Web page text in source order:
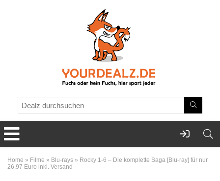
Home » Filme » Blu-rays » Rocky 1-6 – Die komplette Saga [Blu-ray] für nur
26,97 Euro inkl. Versand